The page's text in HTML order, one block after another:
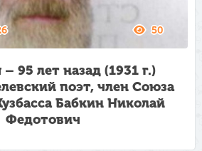
50
– 95 лет назад (1931 г.)
поэт, член Союза
Бабкин Николай
Федотович